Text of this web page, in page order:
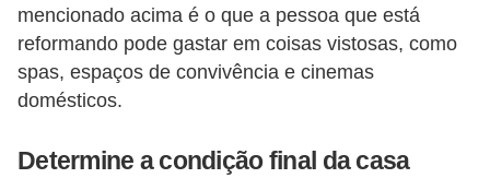
mencionado acima é o que a pessoa que está
reformando pode gastar em coisas vistosas, como
spas, espaços de convivência e cinemas
domésticos.
Determine a condição final da casa